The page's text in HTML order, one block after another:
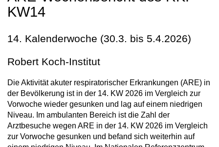
KW14
14. Kalenderwoche (30.3. bis 5.4.2026)
Robert Koch-Institut
Die Aktivität akuter respiratorischer Erkrankungen (ARE) in
der Bevölkerung ist in der 14. KW 2026 im Vergleich zur
Vorwoche wieder gesunken und lag auf einem niedrigen
Niveau. Im ambulanten Bereich ist die Zahl der
Arztbesuche wegen ARE in der 14. KW 2026 im Vergleich
zur Vorwoche gesunken und befand sich weiterhin auf